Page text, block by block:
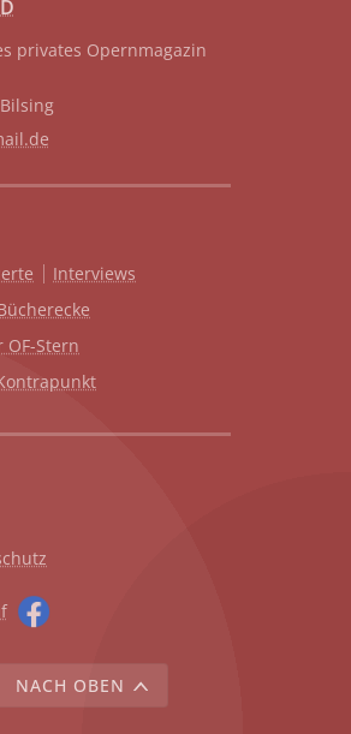
privates Opernmagazin
Interviews
OF-Stern
NACH OBEN